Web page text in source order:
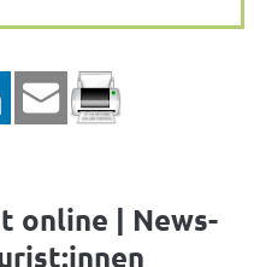
online | News-